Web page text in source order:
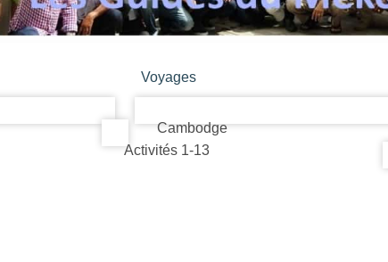
Activités 1-13
Voyages
Cambodge